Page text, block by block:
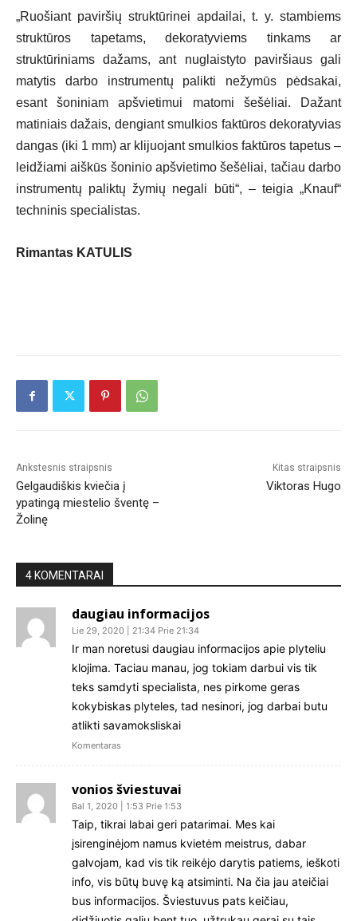
„Ruošiant paviršių struktūrinei apdailai, t. y. stambiems
struktūros tapetams, dekoratyviems tinkams ar
struktūriniams dažams, ant nuglaistyto paviršiaus gali
matytis darbo instrumentų palikti nežymūs pėdsakai,
esant šoniniam apšvietimui matomi šešėliai. Dažant
matiniais dažais, dengiant smulkios faktūros dekoratyvias
dangas (iki 1 mm) ar klijuojant smulkios faktūros tapetus –
leidžiami aiškūs šoninio apšvietimo šešėliai, tačiau darbo
instrumentų paliktų žymių negali būti“, – teigia „Knauf“
techninis specialistas.
Rimantas KATULIS
Ankstesnis straipsnis
Gelgaudiškis kviečia į
ypatingą miestelio šventę –
Žolinę
Kitas straipsnis
Viktoras Hugo
4 KOMENTARAI
daugiau informacijos
Lie 29, 2020 | 21:34 Prie 21:34
Ir man noretusi daugiau informacijos apie plyteliu
klojima. Taciau manau, jog tokiam darbui vis tik
teks samdyti specialista, nes pirkome geras
kokybiskas plyteles, tad nesinori, jog darbai butu
atlikti savamoksliskai
Komentaras
vonios šviestuvai
Bal 1, 2020 | 1:53 Prie 1:53
Taip, tikrai labai geri patarimai. Mes kai
įsirenginėjom namus kvietėm meistrus, dabar
galvojam, kad vis tik reikėjo darytis patiems, ieškoti
info, vis būtų buvę ką atsiminti. Na čia jau ateičiai
bus informacijos. Šviestuvus pats keičiau,